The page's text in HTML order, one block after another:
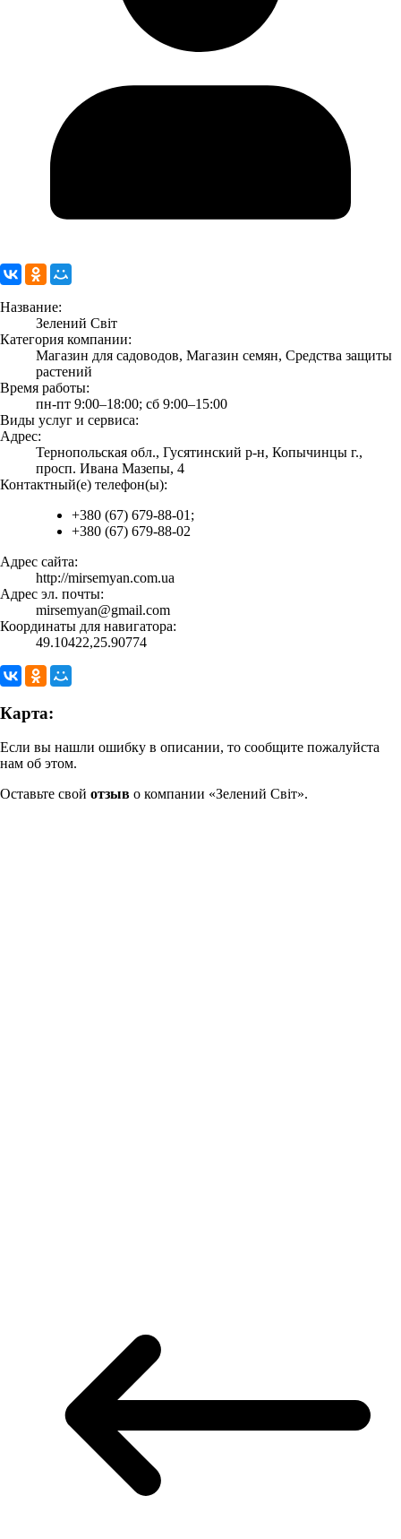
Название:
Зелений Світ
Категория компании:
Магазин для садоводов, Магазин семян, Средства защиты
растений
Время работы:
пн-пт 9:00–18:00; сб 9:00–15:00
Виды услуг и сервиса:
Адрес:
Тернопольская обл., Гусятинский р-н, Копычинцы г.,
просп. Ивана Мазепы, 4
Контактный(е) телефон(ы):
+380 (67) 679-88-01;
+380 (67) 679-88-02
Адрес сайта:
http://mirsemyan.com.ua
Адрес эл. почты:
mirsemyan@gmail.com
Координаты для навигатора:
49.10422,25.90774
Карта:
Если вы нашли ошибку в описании, то сообщите пожалуйста
нам об этом.
Оставьте свой отзыв о компании «Зелений Світ».